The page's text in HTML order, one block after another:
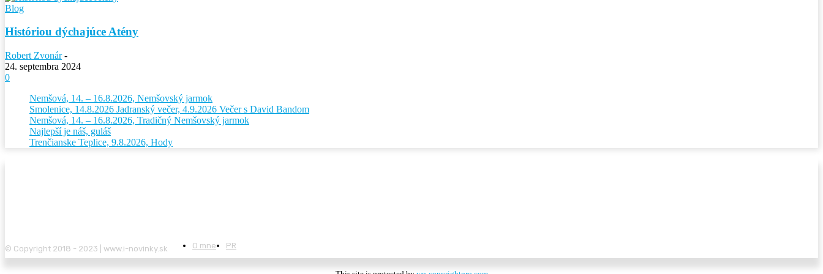
Blog
Históriou dýchajúce Atény
Robert Zvonár -
24. septembra 2024
0
Nemšová, 14. – 16.8.2026, Nemšovský jarmok
Smolenice, 14.8.2026 Jadranský večer, 4.9.2026 Večer s David Bandom
Nemšová, 14. – 16.8.2026, Tradičný Nemšovský jarmok
Najlepší je náš, guláš
Trenčianske Teplice, 9.8.2026, Hody
© Copyright 2018 - 2023 | www.i-novinky.sk O mne PR